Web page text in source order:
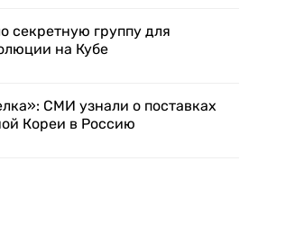
секретную группу для
на Кубе
СМИ узнали о поставках
Кореи в Россию